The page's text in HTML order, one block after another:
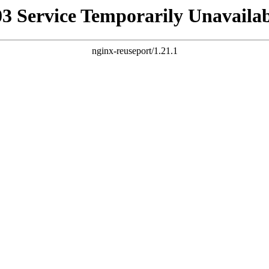
Service Temporarily
nginx-reuseport/1.21.1